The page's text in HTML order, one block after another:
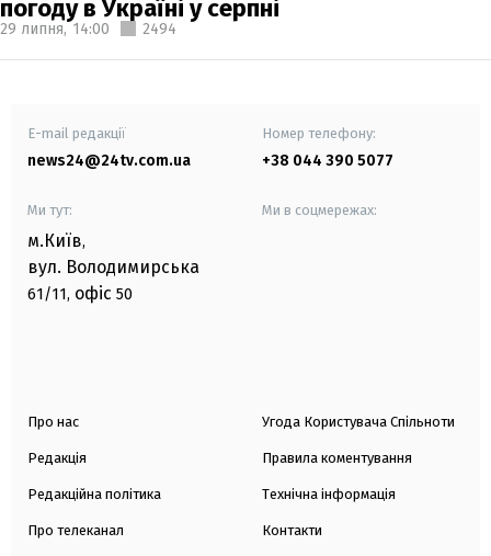
погоду в Україні у серпні
29 липня, 14:00 2494
E-mail редакції
news24@24tv.com.ua
Номер телефону:
+38 044 390 5077
Ми тут:
м.Київ,
вул. Володимирська
61/11, офіс 50
Ми в соцмережах:
Про нас
Редакція
Редакційна політика
Про телеканал
Угода Користувача Спільноти
Правила коментування
Технічна інформація
Контакти